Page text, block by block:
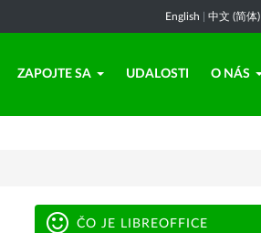
English 中文 (简体)
ZAPOJTE SA UDALOSTI O NÁS
ČO JE LIBREOFFICE